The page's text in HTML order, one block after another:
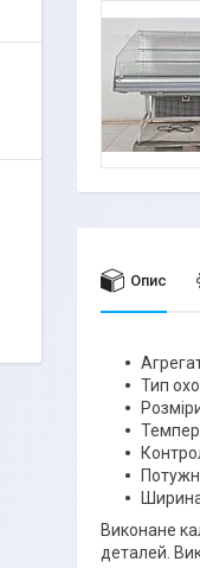
Опис
Тип
Виконане
деталей.